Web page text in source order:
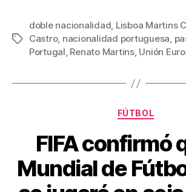
c
e
o
tt
er
ail er
e
m
p
tir
Etiquetas
doble nacionalidad, Lisboa Martins
Castro, nacionalidad portuguesa,
Portugal, Renato Martins, Unión
Categorías
FÚTBOL
FIFA confirmó
Mundial de